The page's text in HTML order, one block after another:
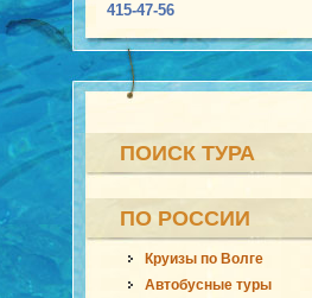
415-47-56
ПОИСК ТУРА
ПО РОССИИ
Круизы по Волге
Автобусные туры